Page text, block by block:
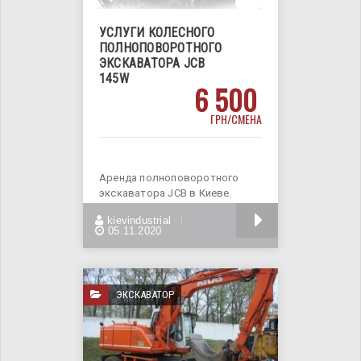
УСЛУГИ КОЛЕСНОГО
ПОЛНОПОВОРОТНОГО
ЭКСКАВАТОРА JCB
145W
6 500
ГРН/СМЕНА
Аренда полноповоротного
экскаватора JCB в Киеве.
спектр
kievindustrial
05.11.2020
ЭКСКАВАТОР